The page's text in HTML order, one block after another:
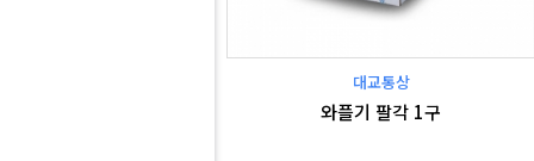
대교통상
와플기 팔각 1구